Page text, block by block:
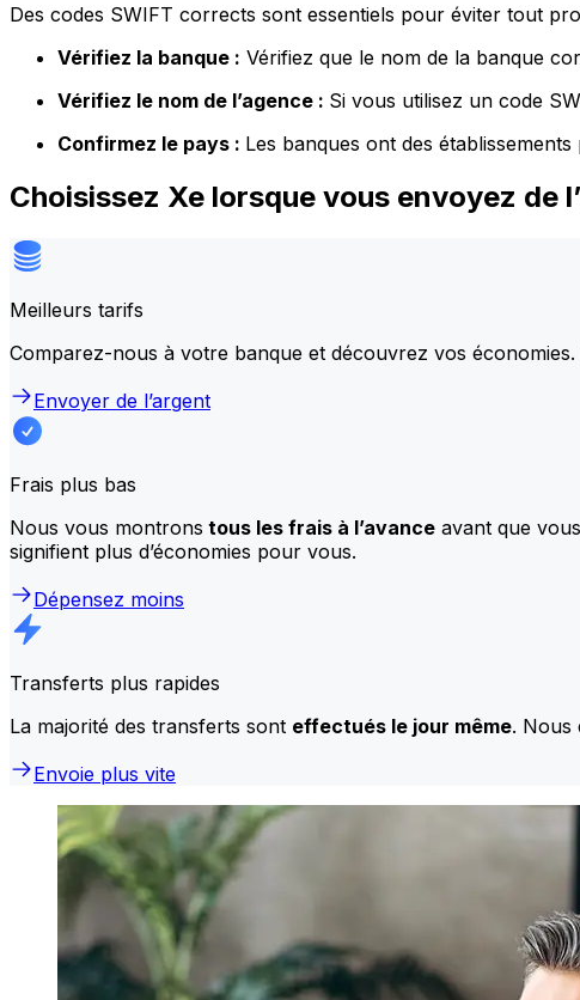
Des codes SWIFT corrects sont essentiels pour éviter tout
Vérifiez la banque : Vérifiez que le nom de la banque
Vérifiez le nom de l’agence : Si vous utilisez un code
Confirmez le pays : Les banques ont des
Choisissez Xe lorsque vous envoyez de
Meilleurs tarifs
Comparez-nous à votre banque et découvrez vos
Envoyer de l’argent
Frais plus bas
Nous vous montrons tous les frais à l’avance avant que
signifient plus d’économies pour vous.
Dépensez moins
Transferts plus rapides
La majorité des transferts sont effectués le jour même. Nous
Envoie plus vite